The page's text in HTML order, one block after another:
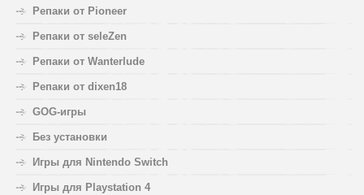
Репаки от Pioneer
Репаки от seleZen
Репаки от Wanterlude
Репаки от dixen18
GOG-игры
Без установки
Игры для Nintendo Switch
Игры для Playstation 4